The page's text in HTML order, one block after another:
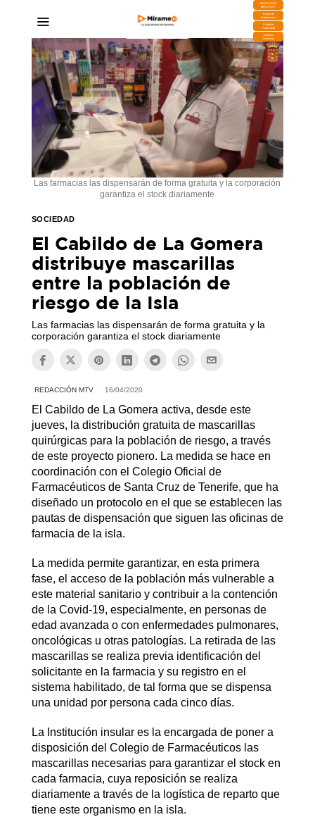
DESCARGA
MIRAPLAY
Buzón de
Sugerencias
Contratar
Publicidad
Contacto
Comercial
Las farmacias las dispensarán de forma gratuita y la corporación
garantiza el stock diariamente
SOCIEDAD
El Cabildo de La Gomera
distribuye mascarillas
entre la población de
riesgo de la Isla
Las farmacias las dispensarán de forma gratuita y la
corporación garantiza el stock diariamente
REDACCIÓN MTV 16/04/2020
El Cabildo de La Gomera activa, desde este
jueves, la distribución gratuita de mascarillas
quirúrgicas para la población de riesgo, a través
de este proyecto pionero. La medida se hace en
coordinación con el Colegio Oficial de
Farmacéuticos de Santa Cruz de Tenerife, que ha
diseñado un protocolo en el que se establecen las
pautas de dispensación que siguen las oficinas de
farmacia de la isla.
La medida permite garantizar, en esta primera
fase, el acceso de la población más vulnerable a
este material sanitario y contribuir a la contención
de la Covid-19, especialmente, en personas de
edad avanzada o con enfermedades pulmonares,
oncológicas u otras patologías. La retirada de las
mascarillas se realiza previa identificación del
solicitante en la farmacia y su registro en el
sistema habilitado, de tal forma que se dispensa
una unidad por persona cada cinco días.
La Institución insular es la encargada de poner a
disposición del Colegio de Farmacéuticos las
mascarillas necesarias para garantizar el stock en
cada farmacia, cuya reposición se realiza
diariamente a través de la logística de reparto que
tiene este organismo en la isla.